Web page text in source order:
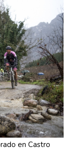
en Castro